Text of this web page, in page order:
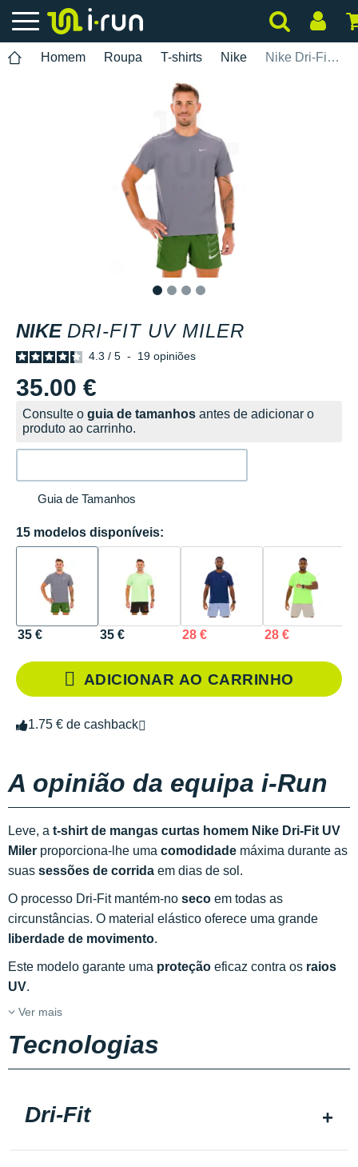
Homem Roupa T-shirts Nike Nike Dri-Fit UV Miler
NIKE DRI-FIT UV MILER
4.3 / 5 - 19 opiniões
35.00 €
Consulte o guia de tamanhos antes de adicionar o
produto ao carrinho.
Guia de Tamanhos
15 modelos disponíveis:
35 € 35 € 28 € 28 €
ADICIONAR AO CARRINHO
1.75 € de cashback
A opinião da equipa i-Run
Leve, a t-shirt de mangas curtas homem Nike Dri-Fit UV
Miler proporciona-lhe uma comodidade máxima durante as
suas sessões de corrida em dias de sol.
O processo Dri-Fit mantém-no seco em todas as
circunstâncias. O material elástico oferece uma grande
liberdade de movimento.
Este modelo garante uma proteção eficaz contra os raios
UV.
Ver mais
Tecnologias
Dri-Fit